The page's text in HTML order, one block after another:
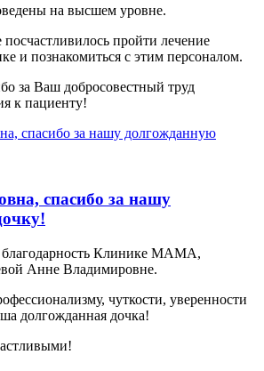
на высшем уровне.
пройти лечение
и познакомиться с этим персоналом.
за Ваш добросовестный труд
к пациенту!
спасибо за нашу
Клинике МАМА,
Анне Владимировне.
чуткости, уверенности
долгожданная дочка!